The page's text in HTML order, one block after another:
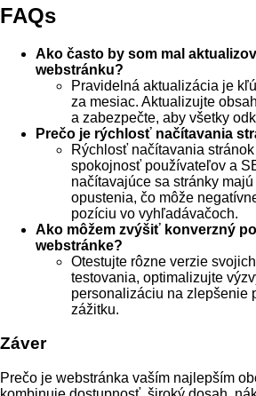
FAQs
Ako často by som mal
webstránku?
Pravidelná aktualizácia je
za mesiac. Aktualizujte
a zabezpečte, aby všetky
Prečo je rýchlosť načítavania
Rýchlosť načítavania
spokojnosť používateľov a
načítavajúce sa stránky
opustenia, čo môže
pozíciu vo vyhľadávačoch.
Ako môžem zvýšiť konverzný
webstránke?
Otestujte rôzne verzie
testovania, optimalizujte
personalizáciu na zlepšenie
zážitku.
Záver
Prečo je webstránka vaším najlepším